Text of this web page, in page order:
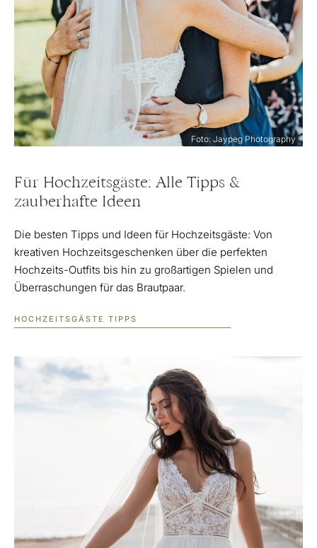
Foto: Jaypeg Photography
Für Hochzeitsgäste: Alle Tipps &
zauberhafte Ideen
Die besten Tipps und Ideen für Hochzeitsgäste: Von
kreativen Hochzeitsgeschenken über die perfekten
Hochzeits-Outfits bis hin zu großartigen Spielen und
Überraschungen für das Brautpaar.
HOCHZEITSGÄSTE TIPPS